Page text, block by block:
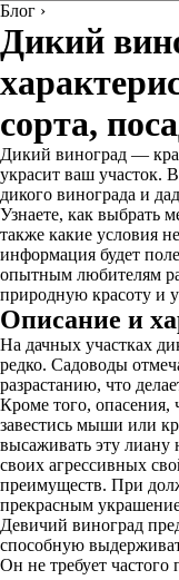
Блог ›
Дикий
сорта,
Дикий виноград —
украсит ваш участок.
дикого винограда и
Узнаете, как выбрать
также какие условия
информация будет
опытным любителям
природную красоту и
Описание и
На дачных участках
редко. Садоводы
разрастанию, что
Кроме того, опасения,
завестись мыши или
высаживать эту лиану
своих агрессивных
преимуществ. При
прекрасным
Девичий виноград
способную
Он не требует частого